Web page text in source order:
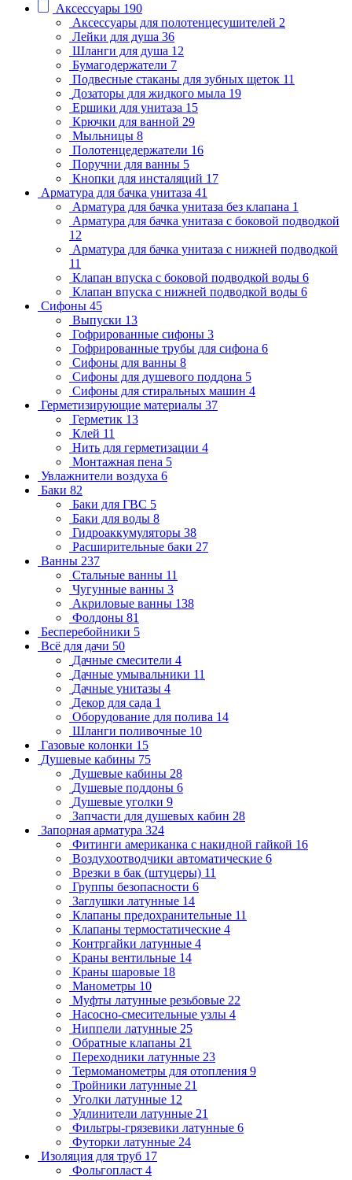
Аксессуары 190
Аксессуары для полотенцесушителей 2
Лейки для душа 36
Шланги для душа 12
Бумагодержатели 7
Подвесные стаканы для зубных щеток 11
Дозаторы для жидкого мыла 19
Ершики для унитаза 15
Крючки для ванной 29
Мыльницы 8
Полотенцедержатели 16
Поручни для ванны 5
Кнопки для инсталяций 17
Арматура для бачка унитаза 41
Арматура для бачка унитаза без клапана 1
Арматура для бачка унитаза с боковой подводкой
12
Арматура для бачка унитаза с нижней подводкой
11
Клапан впуска с боковой подводкой воды 6
Клапан впуска с нижней подводкой воды 6
Сифоны 45
Выпуски 13
Гофрированные сифоны 3
Гофрированные трубы для сифона 6
Сифоны для ванны 8
Сифоны для душевого поддона 5
Сифоны для стиральных машин 4
Герметизирующие материалы 37
Герметик 13
Клей 11
Нить для герметизации 4
Монтажная пена 5
Увлажнители воздуха 6
Баки 82
Баки для ГВС 5
Баки для воды 8
Гидроаккумуляторы 38
Расширительные баки 27
Ванны 237
Стальные ванны 11
Чугунные ванны 3
Акриловые ванны 138
Фолдоны 81
Бесперебойники 5
Всё для дачи 50
Дачные смесители 4
Дачные умывальники 11
Дачные унитазы 4
Декор для сада 1
Оборудование для полива 14
Шланги поливочные 10
Газовые колонки 15
Душевые кабины 75
Душевые кабины 28
Душевые поддоны 6
Душевые уголки 9
Запчасти для душевых кабин 28
Запорная арматура 324
Фитинги американка с накидной гайкой 16
Воздухоотводчики автоматические 6
Врезки в бак (штуцеры) 11
Группы безопасности 6
Заглушки латунные 14
Клапаны предохранительные 11
Клапаны термостатические 4
Контргайки латунные 4
Краны вентильные 14
Краны шаровые 18
Манометры 10
Муфты латунные резьбовые 22
Насосно-смесительные узлы 4
Ниппели латунные 25
Обратные клапаны 21
Переходники латунные 23
Термоманометры для отопления 9
Тройники латунные 21
Уголки латунные 12
Удлинители латунные 21
Фильтры-грязевики латунные 6
Футорки латунные 24
Изоляция для труб 17
Фольгопласт 4